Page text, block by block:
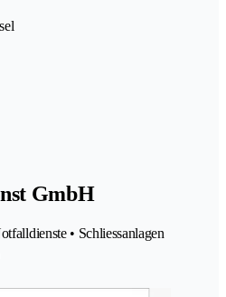
GmbH
• Schliessanlagen